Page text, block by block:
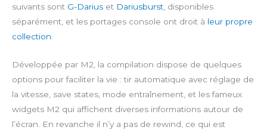
suivants sont G-Darius et Dariusburst, disponibles
séparément, et les portages console ont droit à leur propre
collection.
Développée par M2, la compilation dispose de quelques
options pour faciliter la vie : tir automatique avec réglage de
la vitesse, save states, mode entraînement, et les fameux
widgets M2 qui affichent diverses informations autour de
l’écran. En revanche il n’y a pas de rewind, ce qui est